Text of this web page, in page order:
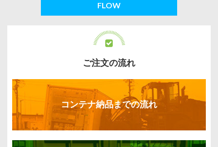
FLOW
ご注文の流れ
コンテナ納品までの流れ